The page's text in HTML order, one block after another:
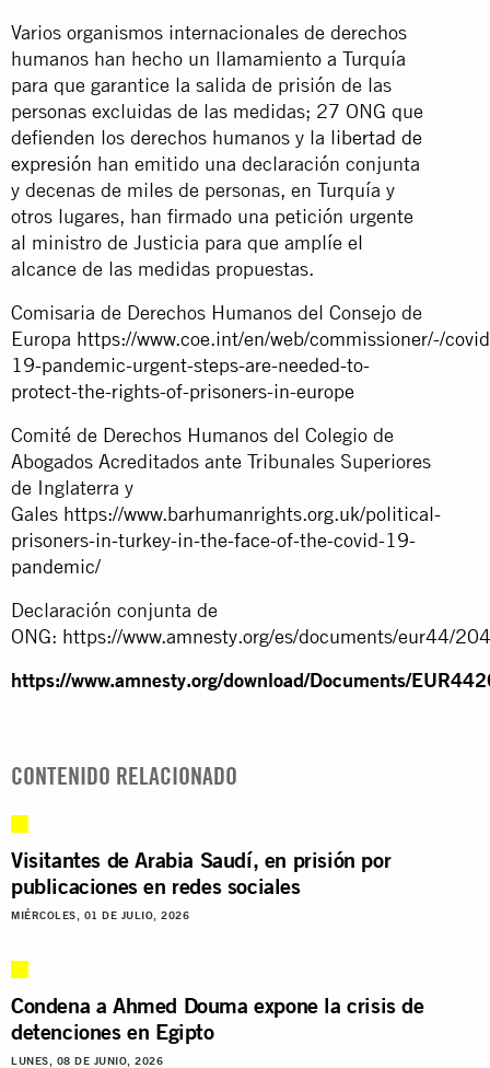
Varios organismos internacionales de derechos
humanos han hecho un llamamiento a Turquía
para que garantice la salida de prisión de las
personas excluidas de las medidas; 27 ONG que
defienden los derechos humanos y la libertad de
expresión han emitido una declaración conjunta
y decenas de miles de personas, en Turquía y
otros lugares, han firmado una petición urgente
al ministro de Justicia para que amplíe el
alcance de las medidas propuestas.
Comisaria de Derechos Humanos del Consejo de
Europa https://www.coe.int/en/web/commissioner/-/
19-pandemic-urgent-steps-are-needed-to-
protect-the-rights-of-prisoners-in-europe
Comité de Derechos Humanos del Colegio de
Abogados Acreditados ante Tribunales Superiores
de Inglaterra y
Gales https://www.barhumanrights.org.uk/political-
prisoners-in-turkey-in-the-face-of-the-covid-19-
pandemic/
Declaración conjunta de
ONG: https://www.amnesty.org/es/documents/eur44/
https://www.amnesty.org/download/Documents/
CONTENIDO RELACIONADO
Visitantes de Arabia Saudí, en prisión por
publicaciones en redes sociales
MIÉRCOLES, 01 DE JULIO, 2026
Condena a Ahmed Douma expone la crisis de
detenciones en Egipto
LUNES, 08 DE JUNIO, 2026